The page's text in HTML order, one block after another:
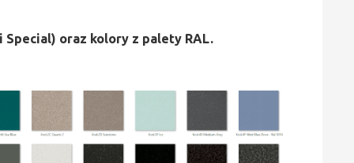
oraz kolory z palety RAL.